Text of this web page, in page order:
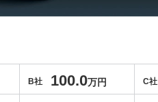
B社 100.0万円 C社